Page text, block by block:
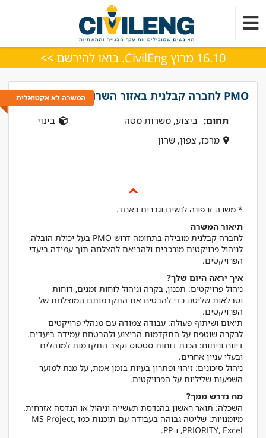
16.10 מרוץ CivilEng. בואו להירשם >>
המשרה לא אקטואלית PMO לחברה קבלנית באזור השרון
תחום: ביצוע, משרות מטה
בינוי
מרכז, צפון, שרון
* משרה זו פונה לנשים וגברים כאחד.
תיאור המשרה
לחברה קבלנית מובילה בתחומה דרוש PMO בעל יכולת הובלה,
לניהול פרויקטים מורכבים ולהביאם להצלחה תוך עמידה ביעדי
הפרויקטים.
איך יראה היום שלך?
ניהול פרויקטים: תכנון, בקרה וניהול לוחות זמנים, דוחות
וטבלאות שליטה כדי להבטיח את התקדמותם המוצלחת של
תיאום ושיתוף פעולה: עבודה צמודה עם מנהלי פרויקטים
דיווח וניתוח: הכנת דוחות סטטוס וקצב התקדמות למנהלים
ניהול סיכונים: זיהוי ופתרון בעיות בזמן אמת, על מנת למזער
השפעות שליליות על הפרויקטים.
מה נדרש ממך?
מיומנויות: שליטה גבוהה בעבודה עם תוכנות כמו MS Project,
PRIORITY, Excel, ו-PP.